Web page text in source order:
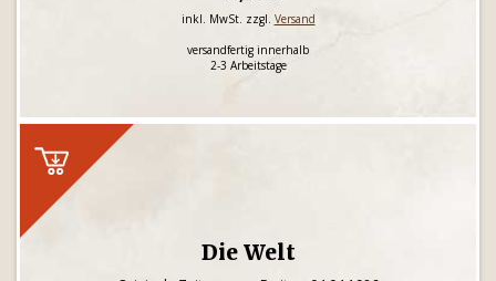
inkl. MwSt. zzgl. Versand
versandfertig innerhalb
2-3 Arbeitstage
Die Welt